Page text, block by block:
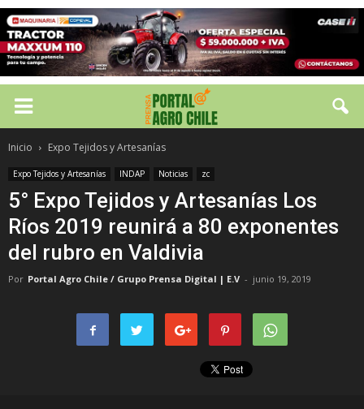
Inicio Expo Tejidos y Artesanías
Expo Tejidos y Artesanías INDAP Noticias zc
5° Expo Tejidos y Artesanías Los
Ríos 2019 reunirá a 80 exponentes
del rubro en Valdivia
Por Portal Agro Chile / Grupo Prensa Digital | E.V - junio 19, 2019